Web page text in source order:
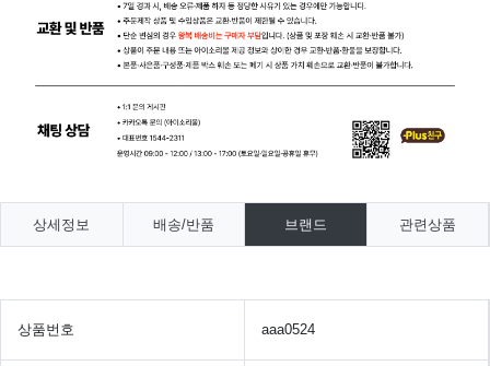
상세정보 배송/반품 브랜드 관련상품
상품번호 aaa0524